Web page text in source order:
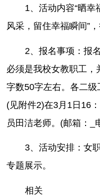
1、活动内容“晒
风采，留住幸福瞬间”
2、报名事项：报
必须是我校女教职工，
字数50字左右。各二
(见附件2)在3月1日16
员田洁老师。(邮箱：_
3、活动安排：女
专题展示。
相关